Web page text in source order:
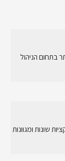
בתחום הניהול
שונות ומגוונות